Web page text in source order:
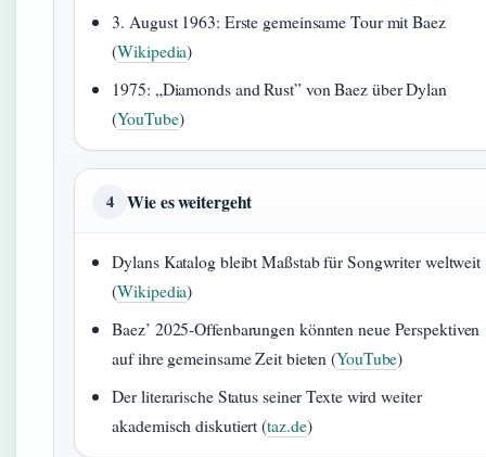
3. August 1963: Erste gemeinsame Tour mit Baez
(Wikipedia)
1975: „Diamonds and Rust” von Baez über Dylan
(YouTube)
4 Wie es weitergeht
Dylans Katalog bleibt Maßstab für Songwriter weltweit
(Wikipedia)
Baez’ 2025-Offenbarungen könnten neue Perspektiven
auf ihre gemeinsame Zeit bieten (YouTube)
Der literarische Status seiner Texte wird weiter
akademisch diskutiert (taz.de)